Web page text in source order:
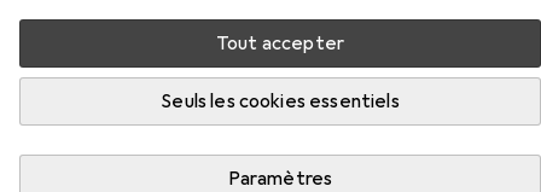
Tout accepter
Seuls les cookies essentiels
Paramètres